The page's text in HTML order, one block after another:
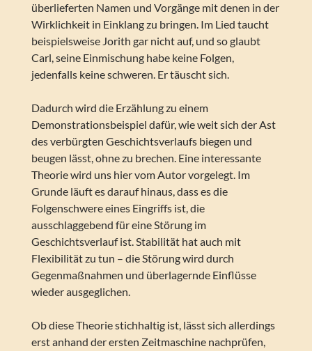
überlieferten Namen und Vorgänge mit denen in der
Wirklichkeit in Einklang zu bringen. Im Lied taucht
beispielsweise Jorith gar nicht auf, und so glaubt
Carl, seine Einmischung habe keine Folgen,
jedenfalls keine schweren. Er täuscht sich.
Dadurch wird die Erzählung zu einem
Demonstrationsbeispiel dafür, wie weit sich der Ast
des verbürgten Geschichtsverlaufs biegen und
beugen lässt, ohne zu brechen. Eine interessante
Theorie wird uns hier vom Autor vorgelegt. Im
Grunde läuft es darauf hinaus, dass es die
Folgenschwere eines Eingriffs ist, die
ausschlaggebend für eine Störung im
Geschichtsverlauf ist. Stabilität hat auch mit
Flexibilität zu tun – die Störung wird durch
Gegenmaßnahmen und überlagernde Einflüsse
wieder ausgeglichen.
Ob diese Theorie stichhaltig ist, lässt sich allerdings
erst anhand der ersten Zeitmaschine nachprüfen,